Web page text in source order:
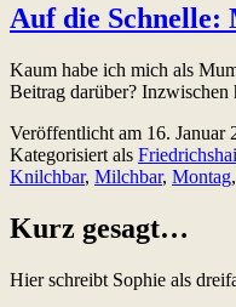
Auf die
Kaum habe ich mich als
Beitrag darüber?
Veröffentlicht am 16. Januar
Kategorisiert als
Knilchbar, Milchbar, Montag,
Kurz gesagt…
Hier schreibt Sophie als